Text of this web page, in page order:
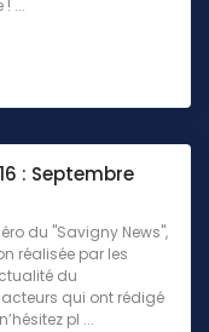
...
: Septembre
du "Savigny News",
réalisée par les
du
qui ont rédigé
pl ...